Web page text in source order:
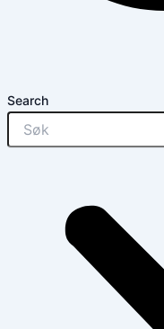
Search